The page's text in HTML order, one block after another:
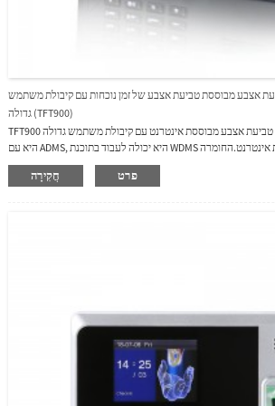
אצבע מבוססת טביעת אצבע של זמן נוכחות עם קיבולת משתמש
גדולה (TFT900)
TFT900 היא מערכת נוכחות טביעת אצבע מבוססת אינטרנט עם קיבולת משתמש גדולה, TFT900
היא עם ADMS, היא יכולה לעבוד בתוכנת WDMS מבוססת אינטרנט.החומרה TFT900 היא עם
למשתמש כדי להביא למשתמשים חוויות הפעלה נחמדות וסוללת
חֲקִירָה פרט